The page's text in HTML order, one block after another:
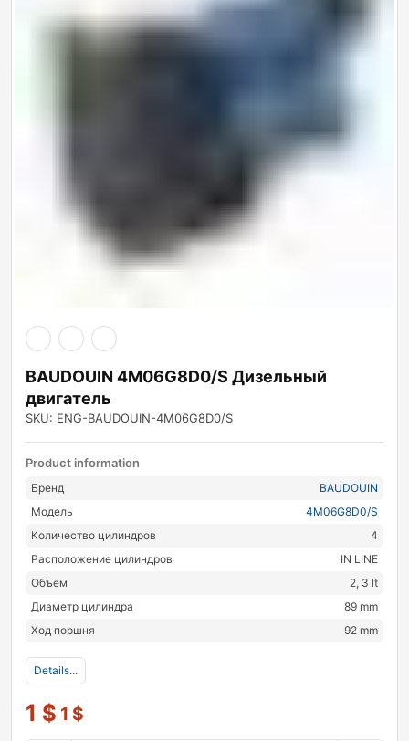
BAUDOUIN 4M06G8D0/S Дизельный
двигатель
SKU: ENG-BAUDOUIN-4M06G8D0/S
Product information
Бренд
BAUDOUIN
Модель
4M06G8D0/S
Количество цилиндров
4
Расположение цилиндров
IN LINE
Объем
2, 3 lt
Диаметр цилиндра
89 mm
Ход поршня
92 mm
Details...
1 $ 1 $